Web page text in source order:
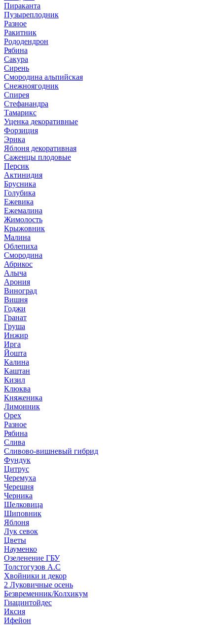
Пираканта
Пузыреплодник
Разное
Ракитник
Рододендрон
Рябина
Сакура
Сирень
Смородина альпийская
Снежноягодник
Спирея
Стефанандра
Тамарикс
Уценка декоративные
Форзиция
Эрика
Яблоня декоративная
Саженцы плодовые
Персик
Актинидия
Брусника
Голубика
Ежевика
Ежемалина
Жимолость
Крыжовник
Малина
Облепиха
Смородина
Абрикос
Алыча
Арония
Виноград
Вишня
Годжи
Гранат
Груша
Инжир
Ирга
Йошта
Калина
Каштан
Кизил
Клюква
Княженика
Лимонник
Орех
Разное
Рябина
Слива
Сливово-вишневый гибрид
Фундук
Цитрус
Черемуха
Черешня
Черника
Шелковица
Шиповник
Яблоня
Лук севок
Цветы
Науменко
Озеленение ГБУ
Толстогузов А.С
Хвойники и декор
2 Луковичные осень
Безвременник/Колхикум
Гиацинтойдес
Иксия
Ифейон